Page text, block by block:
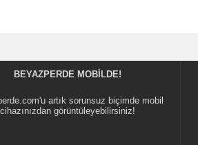
BEYAZPERDE MOBILDE!
artık sorunsuz biçimde mobil
cihazınızdan görüntüleyebilirsiniz!